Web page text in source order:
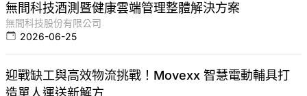
無間科技酒測暨健康雲端管理整體解決方案
無間科技股份有限公司
2026-06-25
迎戰缺工與高效物流挑戰！Movexx 智慧電動輔具打
造單人運送新解方